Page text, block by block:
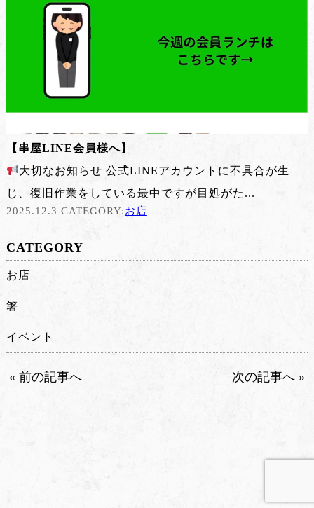
【串屋LINE会員様へ】
大切なお知らせ 公式LINEアカウントに不具合が生
じ、復旧作業をしている最中ですが目処がた...
2025.12.3 CATEGORY:お店
CATEGORY
お店
箸
イベント
« 前の記事へ 次の記事へ »